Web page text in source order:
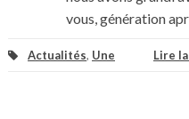
vous, génération
Actualités, Une Lire